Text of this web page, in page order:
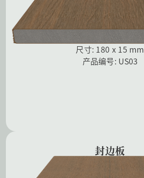
尺寸: 180 x 15 mm
产品编号: US03
封边板